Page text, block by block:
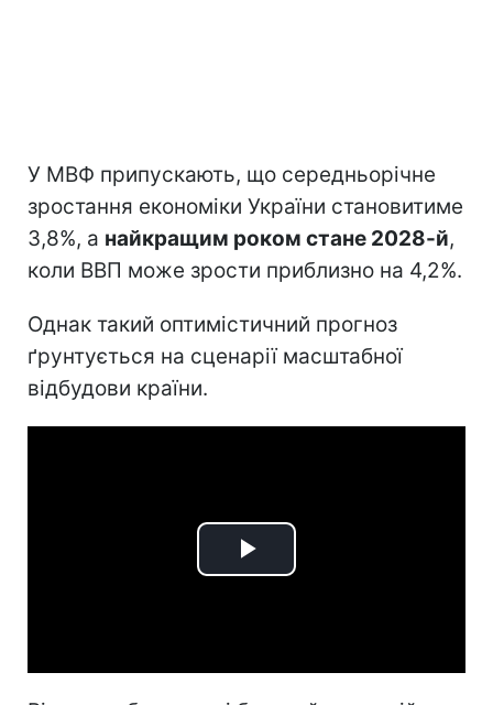
У МВФ припускають, що середньорічне
зростання економіки України становитиме
3,8%, а найкращим роком стане 2028-й,
коли ВВП може зрости приблизно на 4,2%.
Однак такий оптимістичний прогноз
ґрунтується на сценарії масштабної
відбудови країни.
Play